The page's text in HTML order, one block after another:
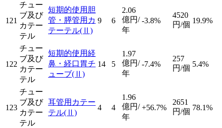
121
チュー
ブ及び
カテー
テル
短期的使用胆
管・膵管用カ
テーテル(Ⅱ)
9 6
2.06
億円/
年
-3.8%
4520
円/個 19.9%
122
チュー
ブ及び
カテー
テル
短期的使用経
鼻・経口胃チ
ューブ(Ⅱ)
14 5
1.97
億円/
年
-7.4%
257
円/個 5.4%
123
チュー
ブ及び
カテー
テル
耳管用カテー
テル(Ⅱ)
4 4
1.96
億円/
年
+56.7%
2651
円/個 78.1%